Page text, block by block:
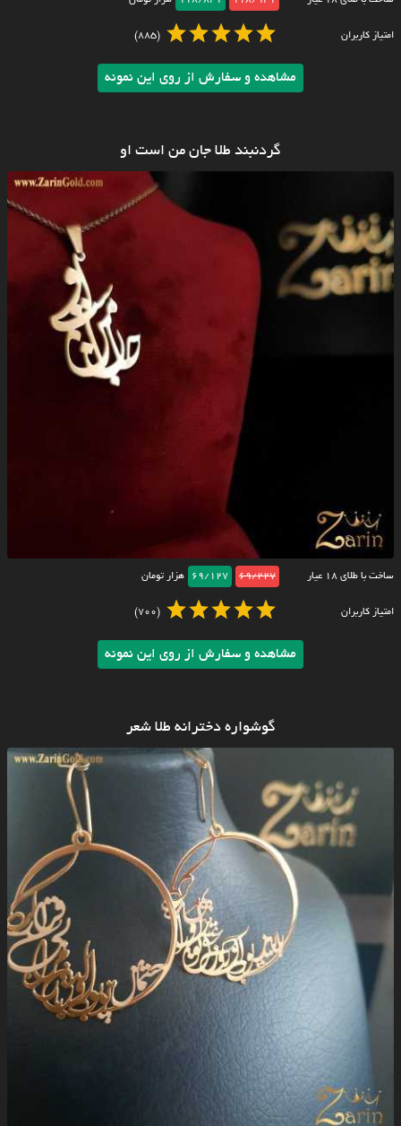
امتیاز کاربران (885)
مشاهده و سفارش از روی این نمونه
گردنبند طلا جان من است او
ساخت با طلای ۱۸ عیار 69/227
69/127 هزار تومان
امتیاز کاربران (700)
مشاهده و سفارش از روی این نمونه
گوشواره دخترانه طلا شعر